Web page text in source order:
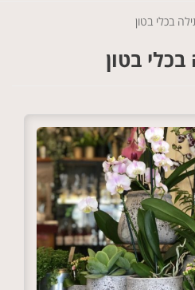
בכלי בטון
בטון